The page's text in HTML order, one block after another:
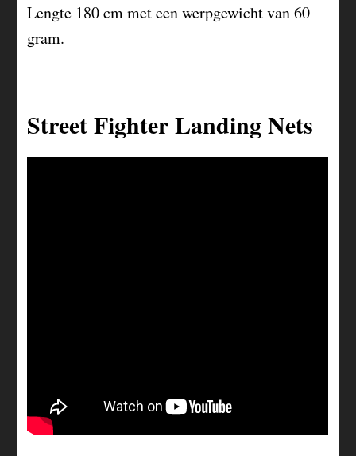
Lengte 180 cm met een werpgewicht van 60
gram.
Street Fighter Landing Nets